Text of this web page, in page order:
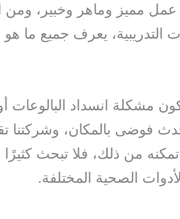
عمل مميز وماهر وخبير،
يعرف جميع ما هو
مشكلة انسداد البالوعات
يحدث فوضى بالمكان،
من ذلك، فلا تبحث
الصحية المختلفة.